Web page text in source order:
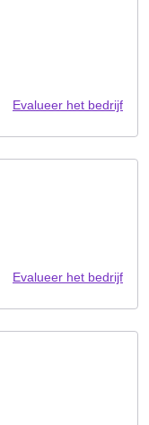
Evalueer het bedrijf
Evalueer het bedrijf